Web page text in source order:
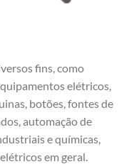
fins, como
elétricos,
botões, fontes de
automação de
e químicas,
em geral.